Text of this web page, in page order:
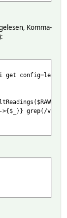
which
disables
via
Komma-
get config=leds
grep(/